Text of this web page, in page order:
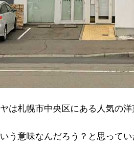
は札幌市中央区にある人気の洋
う意味なんだろう？と思って